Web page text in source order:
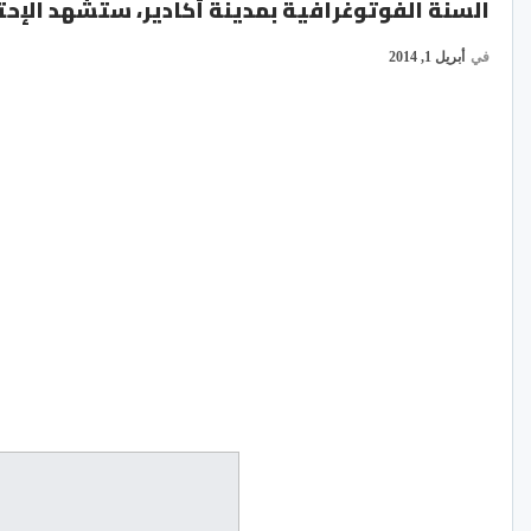
السنة الفوتوغرافية بمدينة أكادير، ستشهد
في أبريل 1, 2014